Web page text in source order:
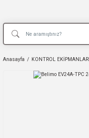
Anasayfa KONTROL EKİPMANLARI